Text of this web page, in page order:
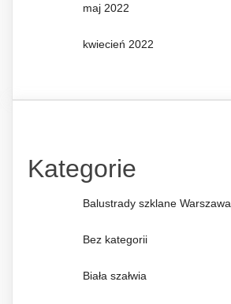
maj 2022
kwiecień 2022
Kategorie
Balustrady szklane Warszawa
Bez kategorii
Biała szałwia